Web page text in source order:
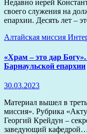
Недавно иерей
своего служения на
епархии. Десять лет –
Алтайская миссия
«Храм – это дар
Барнаульской епархии
30.03.2023
Материал вышел в
миссия». Рубрика
Георгий Крейдун –
заведующий